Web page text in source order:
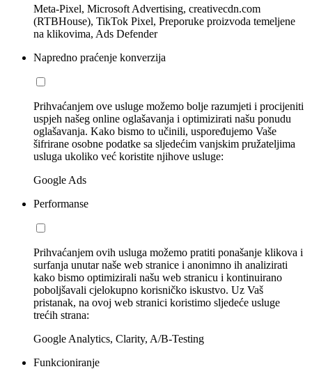
Meta-Pixel, Microsoft Advertising, creativecdn.com
(RTBHouse), TikTok Pixel, Preporuke proizvoda temeljene
na klikovima, Ads Defender
Napredno praćenje konverzija
Prihvaćanjem ove usluge možemo bolje razumjeti i procijeniti
uspjeh našeg online oglašavanja i optimizirati našu ponudu
oglašavanja. Kako bismo to učinili, uspoređujemo Vaše
šifrirane osobne podatke sa sljedećim vanjskim pružateljima
usluga ukoliko već koristite njihove usluge:
Google Ads
Performanse
Prihvaćanjem ovih usluga možemo pratiti ponašanje klikova i
surfanja unutar naše web stranice i anonimno ih analizirati
kako bismo optimizirali našu web stranicu i kontinuirano
poboljšavali cjelokupno korisničko iskustvo. Uz Vaš
pristanak, na ovoj web stranici koristimo sljedeće usluge
trećih strana:
Google Analytics, Clarity, A/B-Testing
Funkcioniranje